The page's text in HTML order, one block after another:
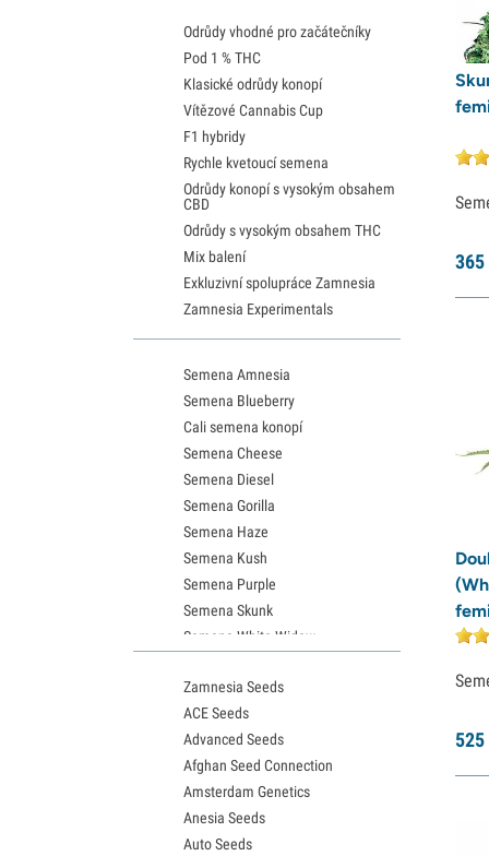
365
525
Odrůdy vhodné pro začátečníky
Pod 1 % THC
Klasické odrůdy konopí
Vítězové Cannabis Cup
F1 hybridy
Rychle kvetoucí semena
Odrůdy konopí s vysokým obsahem
CBD
Odrůdy s vysokým obsahem THC
Mix balení
Exkluzivní spolupráce Zamnesia
Zamnesia Experimentals
Semena Amnesia
Semena Blueberry
Cali semena konopí
Semena Cheese
Semena Diesel
Semena Gorilla
Semena Haze
Semena Kush
Semena Purple
Semena Skunk
Semena White Widow
Semena Granddaddy Purple
Semena OG Kush
Semena Blue Dream
Semena Lemon Haze
Semena Bruce Banner
Semena Gelato
Semena Sour Diesel
Zamnesia Seeds
ACE Seeds
Advanced Seeds
Afghan Seed Connection
Amsterdam Genetics
Anesia Seeds
Auto Seeds